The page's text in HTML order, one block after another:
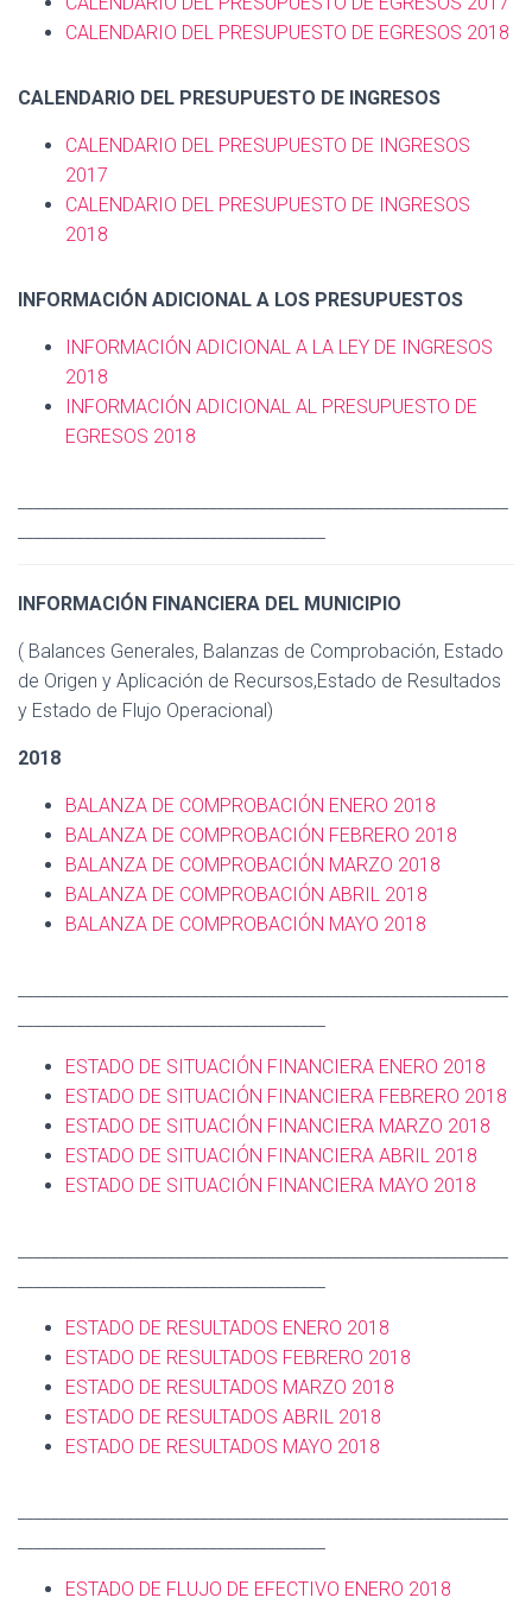
CALENDARIO DEL PRESUPUESTO DE EGRESOS 2018
CALENDARIO DEL PRESUPUESTO DE INGRESOS
CALENDARIO DEL PRESUPUESTO DE INGRESOS
2017
CALENDARIO DEL PRESUPUESTO DE INGRESOS
2018
INFORMACIÓN ADICIONAL A LOS PRESUPUESTOS
INFORMACIÓN ADICIONAL A LA LEY DE INGRESOS
2018
INFORMACIÓN ADICIONAL AL PRESUPUESTO DE
EGRESOS 2018
INFORMACIÓN FINANCIERA DEL MUNICIPIO
( Balances Generales, Balanzas de Comprobación, Estado
de Origen y Aplicación de Recursos,Estado de Resultados
y Estado de Flujo Operacional)
2018
BALANZA DE COMPROBACIÓN ENERO 2018
BALANZA DE COMPROBACIÓN FEBRERO 2018
BALANZA DE COMPROBACIÓN MARZO 2018
BALANZA DE COMPROBACIÓN ABRIL 2018
BALANZA DE COMPROBACIÓN MAYO 2018
ESTADO DE SITUACIÓN FINANCIERA ENERO 2018
ESTADO DE SITUACIÓN FINANCIERA FEBRERO 2018
ESTADO DE SITUACIÓN FINANCIERA MARZO 2018
ESTADO DE SITUACIÓN FINANCIERA ABRIL 2018
ESTADO DE SITUACIÓN FINANCIERA MAYO 2018
ESTADO DE RESULTADOS ENERO 2018
ESTADO DE RESULTADOS FEBRERO 2018
ESTADO DE RESULTADOS MARZO 2018
ESTADO DE RESULTADOS ABRIL 2018
ESTADO DE RESULTADOS MAYO 2018
ESTADO DE FLUJO DE EFECTIVO ENERO 2018